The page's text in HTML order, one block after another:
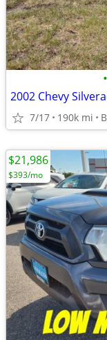
•
2002 Chevy
7/17 190k mi
$21,986
$393/mo